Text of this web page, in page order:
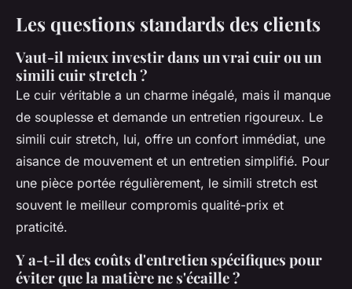
Les questions standards des clients
Vaut-il mieux investir dans un vrai cuir ou un
simili cuir stretch ?
Le cuir véritable a un charme inégalé, mais il manque
de souplesse et demande un entretien rigoureux. Le
simili cuir stretch, lui, offre un confort immédiat, une
aisance de mouvement et un entretien simplifié. Pour
une pièce portée régulièrement, le simili stretch est
souvent le meilleur compromis qualité-prix et
praticité.
Y a-t-il des coûts d'entretien spécifiques pour
éviter que la matière ne s'écaille ?